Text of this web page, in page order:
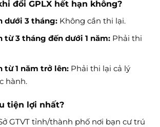
đổi GPLX hết hạn không?
dưới 3 tháng:Không cần thi lại.
từ 3 tháng đến dưới 1 năm:Phải thi
từ 1 năm trở lên:Phải thi lại cả lý
hành.
tiện lợi nhất?
GTVT tỉnh/thành phố nơi bạn cư trú